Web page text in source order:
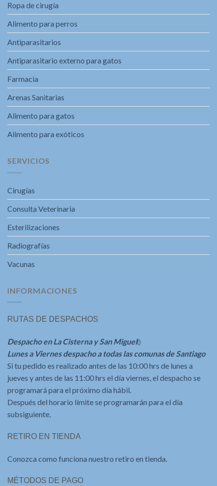
Ropa de cirugía
Alimento para perros
Antiparasitarios
Antiparasitario externo para gatos
Farmacia
Arenas Sanitarias
Alimento para gatos
Alimento para exóticos
SERVICIOS
Cirugías
Consulta Veterinaria
Esterilizaciones
Radiografías
Vacunas
INFORMACIONES
RUTAS DE DESPACHOS
Despacho en La Cisterna y San Miguel()
Lunes a Viernes despacho a todas las comunas de Santiago
Si tu pedido es realizado antes de las 10:00 hrs de lunes a
jueves y antes de las 11:00 hrs el día viernes, el despacho se
programará para el próximo día hábil.
Después del horario límite se programarán para el día
subsiguiente.
RETIRO EN TIENDA
Conozca como funciona nuestro retiro en tienda.
MÉTODOS DE PAGO